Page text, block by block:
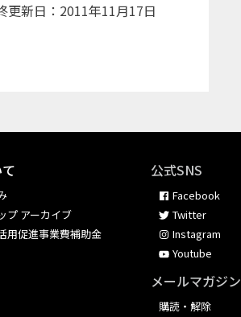
更新日：2011年11月17日
プ アーカイブ
用促進事業費補助金
公式SNS
Facebook
Twitter
Instagram
Youtube
メールマガジン
購読・解除